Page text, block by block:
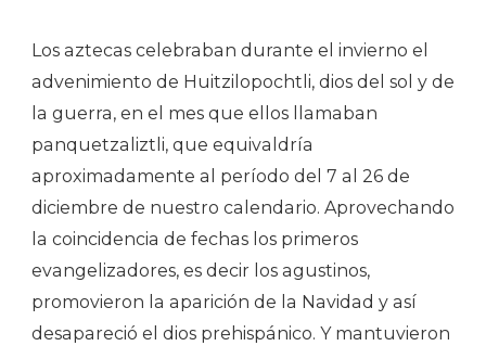
Los aztecas celebraban durante el invierno el
advenimiento de Huitzilopochtli, dios del sol y de
la guerra, en el mes que ellos llamaban
panquetzaliztli, que equivaldría
aproximadamente al período del 7 al 26 de
diciembre de nuestro calendario. Aprovechando
la coincidencia de fechas los primeros
evangelizadores, es decir los agustinos,
promovieron la aparición de la Navidad y así
desapareció el dios prehispánico. Y mantuvieron